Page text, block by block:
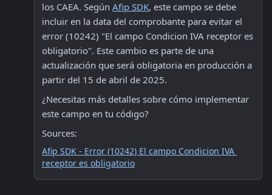
los CAEA. Según Afip SDK, este campo se debe
incluir en la data del comprobante para evitar el
error (10242) "El campo Condicion IVA receptor es
obligatorio". Este cambio es parte de una
actualización que será obligatoria en producción a
partir del 15 de abril de 2025.
¿Necesitas más detalles sobre cómo implementar
este campo en tu código?
Sources:
Afip SDK - Error (10242) El campo Condicion IVA
receptor es obligatorio